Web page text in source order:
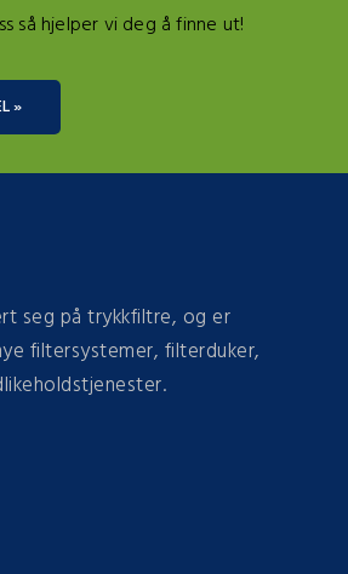
så hjelper vi deg å finne ut!
»
seg på trykkfiltre, og er
filtersystemer, filterduker,